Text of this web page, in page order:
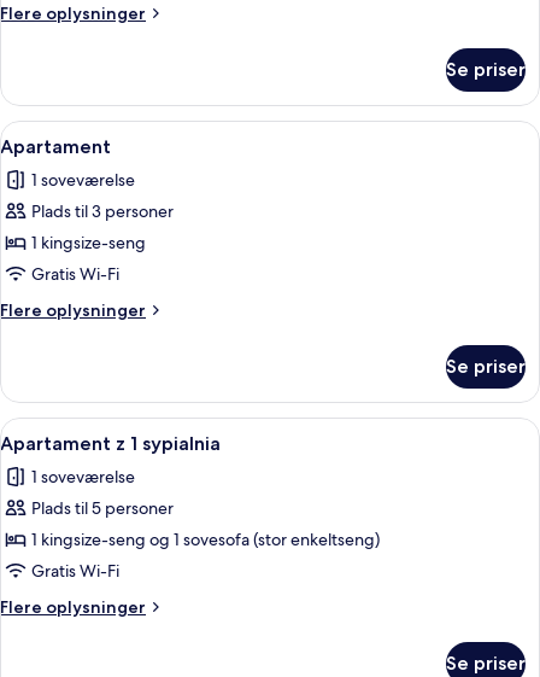
Flere oplysninger
Flere
Deluxe
Se priser
Indlæs
alle
billeder
af
Apartament
Et moderne hotelværelse med seng,
8
Apartament
1 soveværelse
Plads til 3 personer
1 kingsize-seng
Gratis Wi-Fi
Flere oplysninger
Flere
Se priser
Indlæs
alle
billeder
af
Apartament
z
1
sypialnia
Et moderne hotelværelse med
8
Apartament z 1 sypialnia
1 soveværelse
Plads til 5 personer
1 kingsize-seng og 1 sovesofa (stor enkeltseng)
Gratis Wi-Fi
Flere oplysninger
Flere
Se priser